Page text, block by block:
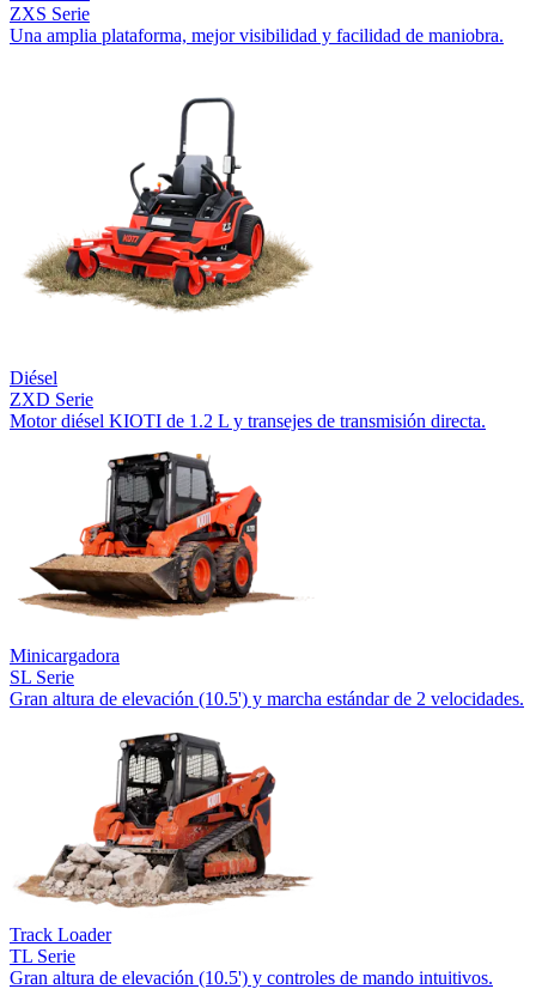
ZXS Serie
Una amplia plataforma, mejor visibilidad y facilidad de maniobra.
Diésel
ZXD Serie
Motor diésel KIOTI de 1.2 L y transejes de transmisión directa.
Minicargadora
SL Serie
Gran altura de elevación (10.5') y marcha estándar de 2 velocidades.
Track Loader
TL Serie
Gran altura de elevación (10.5') y controles de mando intuitivos.